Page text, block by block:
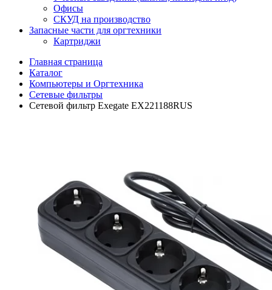
Офисы
СКУД на производство
Запасные части для оргтехники
Картриджи
Главная страница
Каталог
Компьютеры и Оргтехника
Сетевые фильтры
Сетевой фильтр Exegate EX221188RUS